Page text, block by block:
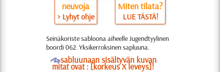
neuvoja
> Lyhyt ohje
Miten tilata?
LUE TÄSTÄ!
Seinäkoriste sabloona aiheelle Jugendtyylinen
boordi 062. Yksikerroksinen sapluuna.
Osabluunaan sisältyvän kuvan
mitat ovat : [korkeus X leveys]!